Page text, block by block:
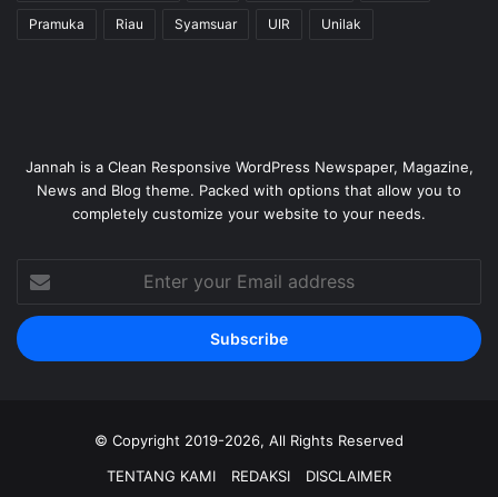
Pramuka Riau Syamsuar UIR Unilak
Jannah is a Clean Responsive WordPress Newspaper, Magazine,
News and Blog theme. Packed with options that allow you to
completely customize your website to your needs.
your
Email
address
© Copyright 2019-2026, All Rights Reserved
TENTANG KAMI
REDAKSI DISCLAIMER